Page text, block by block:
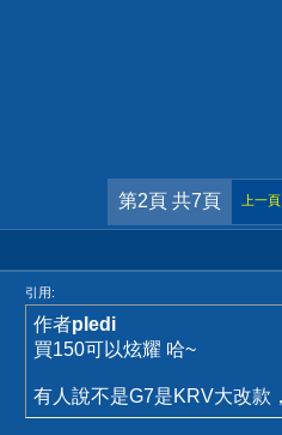
第2頁 共7頁 上一頁
引用:
作者pledi
買150可以炫耀 哈~
有人說不是G7是KRV大改款